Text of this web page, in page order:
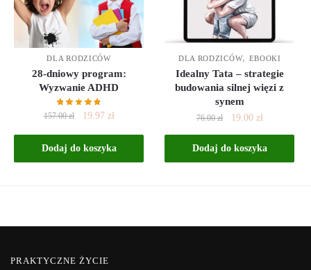
DLA RODZICÓW
28-dniowy program:
Wyzwanie ADHD
157.00zł 19.97 zł
Dodaj do koszyka
DLA RODZICÓW, EBOOKI
Idealny Tata – strategie
budowania silnej więzi z
synem
76.00zł 19.00 zł
Dodaj do koszyka
PRAKTYCZNE ŻYCIE